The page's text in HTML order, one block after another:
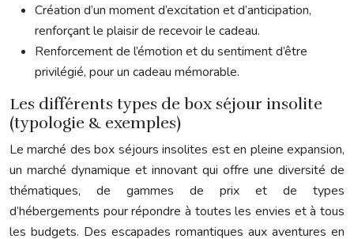
Création d’un moment d’excitation et d’anticipation,
renforçant le plaisir de recevoir le cadeau.
Renforcement de l’émotion et du sentiment d’être
privilégié, pour un cadeau mémorable.
Les différents types de box séjour insolite
(typologie & exemples)
Le marché des box séjours insolites est en pleine expansion,
un marché dynamique et innovant qui offre une diversité de
thématiques, de gammes de prix et de types
d’hébergements pour répondre à toutes les envies et à tous
les budgets. Des escapades romantiques aux aventures en